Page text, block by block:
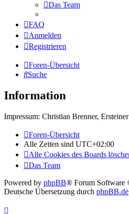
Das Team
FAQ
Anmelden
Registrieren
Foren-Übersicht
Suche
Information
Impressum: Christian Brenner,
Foren-Übersicht
Alle Zeiten sind UTC+02:00
Alle Cookies des Boards
Das Team
Powered by phpBB® Forum Software
Deutsche Übersetzung durch phpBB.de